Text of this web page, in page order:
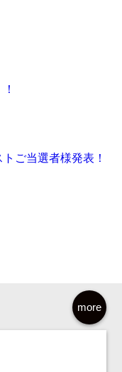
ご当選者様発表！
more